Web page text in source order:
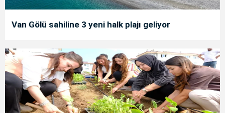
Van Gölü sahiline 3 yeni halk plajı geliyor